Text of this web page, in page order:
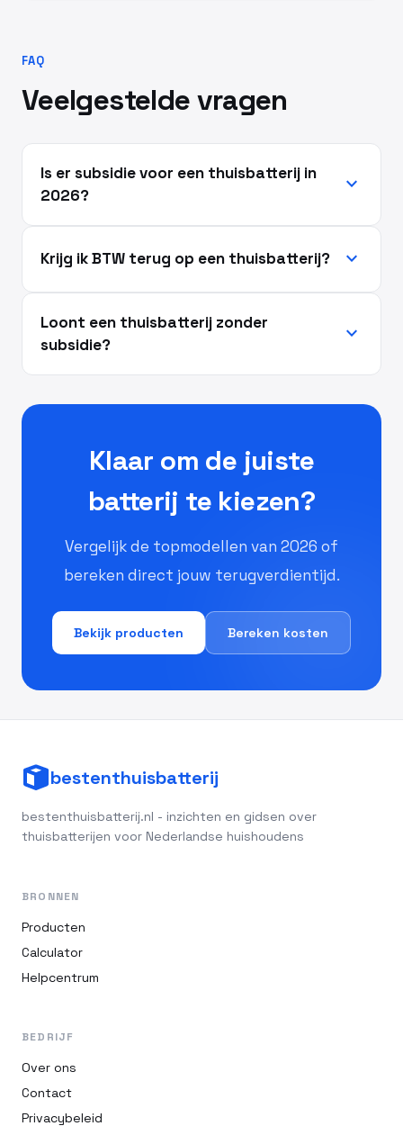
FAQ
Veelgestelde vragen
Is er subsidie voor een thuisbatterij in
2026?
expand_more
Krijg ik BTW terug op een thuisbatterij? expand_more
Loont een thuisbatterij zonder
subsidie?
expand_more
Klaar om de juiste
batterij te kiezen?
Vergelijk de topmodellen van 2026 of
bereken direct jouw terugverdientijd.
Bekijk producten Bereken kosten
bestenthuisbatterij
bestenthuisbatterij.nl - inzichten en gidsen over
thuisbatterijen voor Nederlandse huishoudens
BRONNEN
Producten
Calculator
Helpcentrum
BEDRIJF
Over ons
Contact
Privacybeleid